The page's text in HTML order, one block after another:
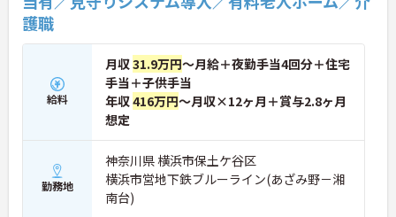
護職
給料
月収31.9万円～月給＋夜勤手当4回分＋住宅
手当＋子供手当
年収416万円～月収×12ヶ月＋賞与2.8ヶ月
想定
勤務地
神奈川県 横浜市保土ケ谷区
横浜市営地下鉄ブルーライン(あざみ野－湘
南台)